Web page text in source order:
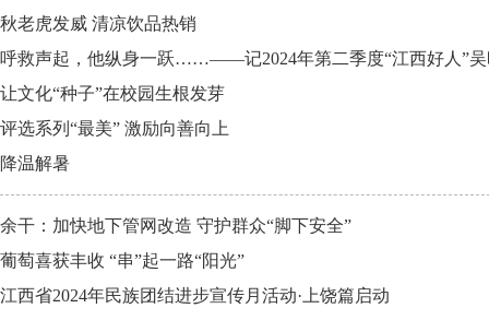
秋老虎发威 清凉饮品热销
呼救声起，他纵身一跃……——记2024年第二季度“江西好人”吴
让文化“种子”在校园生根发芽
评选系列“最美” 激励向善向上
降温解暑
余干：加快地下管网改造 守护群众“脚下安全”
葡萄喜获丰收 “串”起一路“阳光”
江西省2024年民族团结进步宣传月活动·上饶篇启动